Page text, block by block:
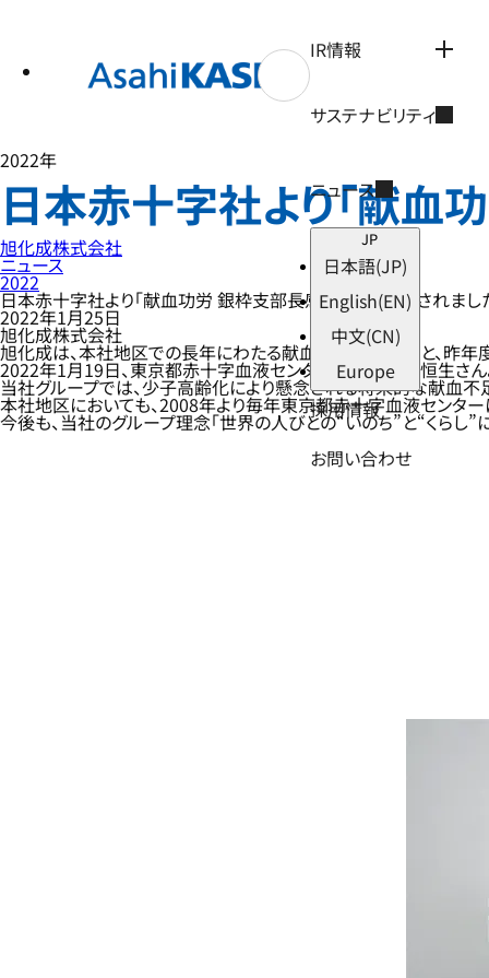
IR情報
サステナビリティ
ニュース
JP
日本語(JP)
English(EN)
中文(CN)
Europe
採用情報
お問い合わせ
2022年
日本赤十字社より「献血
旭化成株式会社
ニュース
2022
日本赤十字社より「献血功労 銀枠支部長感謝状」を授与されまし
2022年1月25日
旭化成株式会社
旭化成は、本社地区での長年にわたる献血活動への協力と、昨
2022年1月19日、東京都赤十字血液センター所長の加藤恒生さ
当社グループでは、少子高齢化により懸念される将来的な献血
本社地区においても、2008年より毎年東京都赤十字血液センタ
今後も、当社のグループ理念「世界の人びとの“いのち”と“くらし